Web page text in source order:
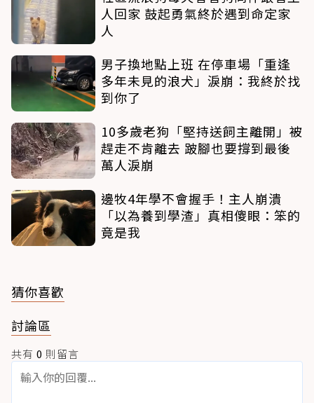
人回家 鼓起勇氣終於遇到命定家
人
男子換地點上班 在停車場「重逢
多年未見的浪犬」淚崩：我終於找
到你了
10多歲老狗「堅持送飼主離開」被
趕走不肯離去 跛腳也要撐到最後
萬人淚崩
邊牧4年學不會握手！主人崩潰
「以為養到學渣」真相傻眼：笨的
竟是我
猜你喜歡
討論區
共有 0 則留言